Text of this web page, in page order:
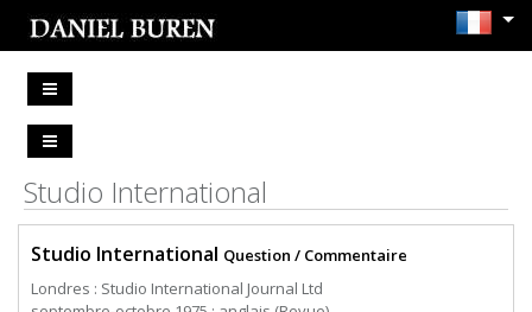
Studio International
Studio International Question / Commentaire
Londres : Studio International Journal Ltd